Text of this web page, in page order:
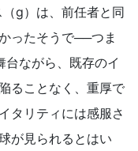
g）は、前任者と同
ったそうで──つま
台ながら、既存のイ
ることなく、重厚で
タリティには感服さ
が見られるとはい